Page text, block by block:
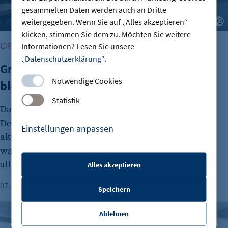
gesammelten Daten werden auch an Dritte
weitergegeben. Wenn Sie auf „Alles akzeptieren“
klicken, stimmen Sie dem zu. Möchten Sie weitere
Informationen? Lesen Sie unsere
„Datenschutzerklärung“.
Notwendige Cookies
Statistik
Einstellungen anpassen
etracker Sitzungs-Cookie
Alles akzeptieren
Ablehnen
Speichern
GRÜNDUNG
Gründungszahlen steigen, Bürokratie
bleibt größte Hürde
Das Interesse an Unternehmensgründungen in
Deutschland nimmt wieder zu. Dies zeigt der
aktuelle DIHK-Gründungsreport. Viele Menschen
wagen den Schritt in die Selbstständigkeit
allerdings aus wirtschaftlicher Unsicherheit.
07.08.2026 Lesezeit: 1 Minute
Deutsche Elektro- und Digitalindustrie im Plus